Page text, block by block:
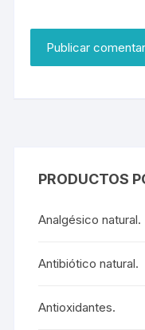
PRODUCTOS
Analgésico natural.
Antibiótico natural.
Antioxidantes.